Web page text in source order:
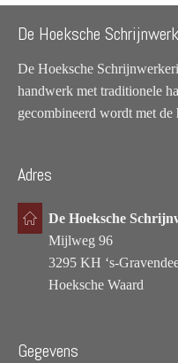
De Hoeksche
De Hoeksche
handwerk met traditionele
gecombineerd wordt met de
Adres
De Hoeksche
Mijlweg 96
3295 KH ‘s-
Hoeksche Waard
Gegevens